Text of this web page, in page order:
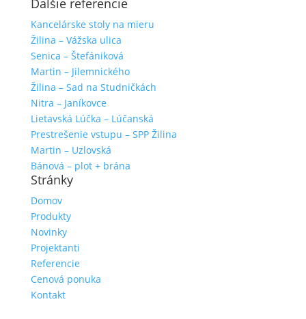
Ďalšie referencie
Kancelárske stoly na mieru
Žilina – Vážska ulica
Senica – Štefániková
Martin – Jilemnického
Žilina – Sad na Studničkách
Nitra – Janíkovce
Lietavská Lúčka – Lúčanská
Prestrešenie vstupu – SPP Žilina
Martin – Uzlovská
Bánová – plot + brána
Stránky
Domov
Produkty
Novinky
Projektanti
Referencie
Cenová ponuka
Kontakt